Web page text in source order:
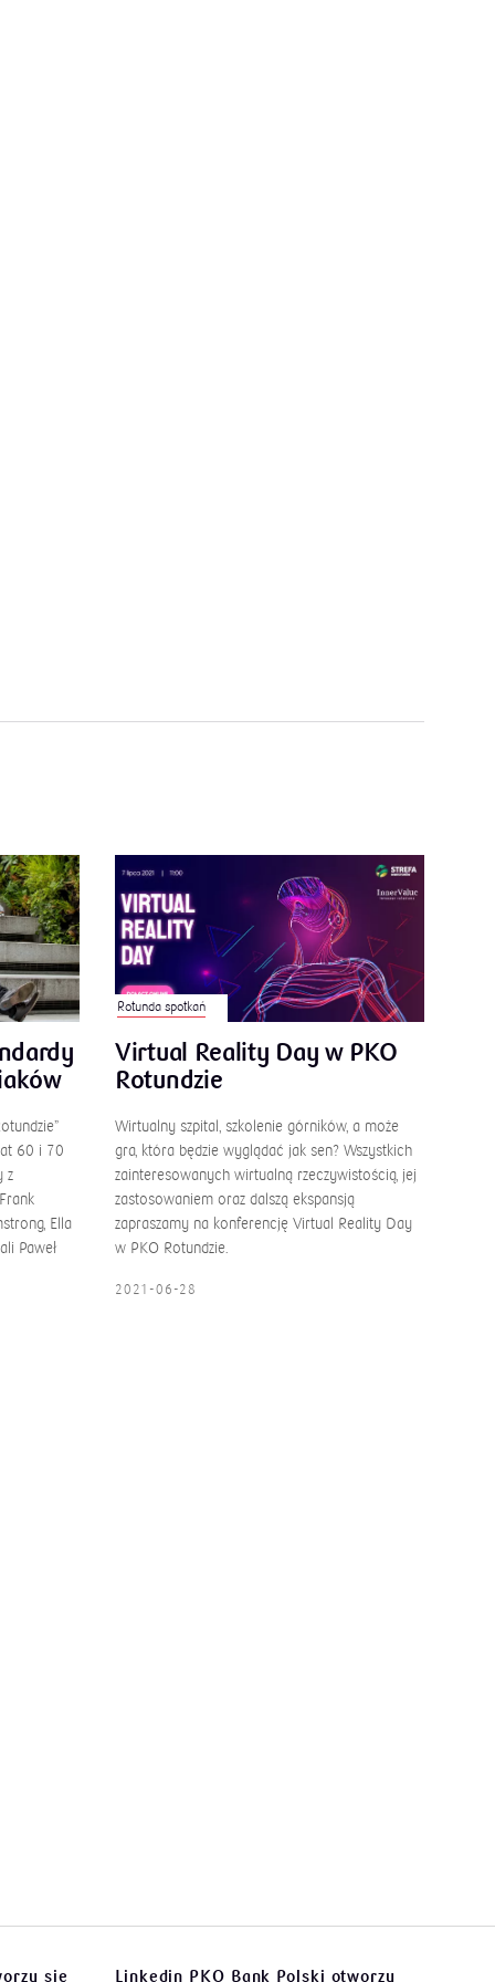
60 i 70
z
Ella
Paweł
Rotunda spotkań
Virtual Reality Day w PKO
Rotundzie
Wirtualny szpital, szkolenie górników, a może
gra, która będzie wyglądać jak sen? Wszystkich
zainteresowanych wirtualną rzeczywistością, jej
zastosowaniem oraz dalszą ekspansją
zapraszamy na konferencję Virtual Reality Day
w PKO Rotundzie.
2021-06-28
się Linkedin PKO Bank Polski otworzy